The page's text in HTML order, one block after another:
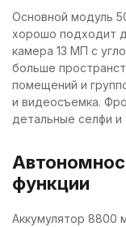
Основной модуль
хорошо подходит
камера 13 МП с
больше
помещений и
и видеосъемка.
детальные селфи и
функции
Аккумулятор 8800